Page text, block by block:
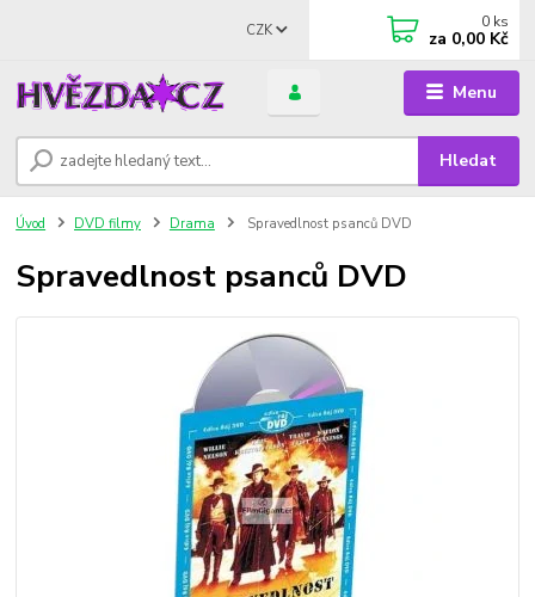
Menu
CZK
Hledat
0 ks
za 0,00 Kč
Úvod DVD filmy Drama Spravedlnost psanců DVD
Spravedlnost psanců DVD